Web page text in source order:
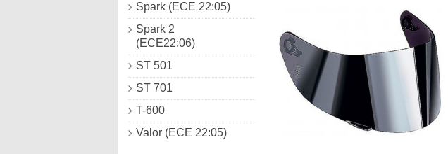
Spark (ECE 22:05)
Spark 2
(ECE22:06)
ST 501
ST 701
T-600
Valor (ECE 22:05)